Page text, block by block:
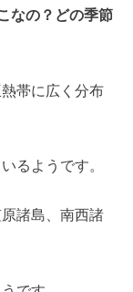
なの？どの季節
帯に広く分布
るようです。
諸島、南西諸